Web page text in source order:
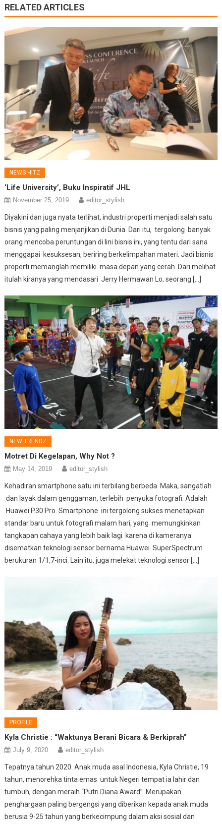
RELATED ARTICLES
NEWS HITZ
‘Life University’, Buku Inspiratif JHL
November 25, 2019 editor_stylish
Diyakini dan juga nyata terlihat, industri properti menjadi salah satu
bisnis yang paling menjanjikan di Dunia. Dari itu, tergolong banyak
orang mencoba peruntungan di lini bisnis ini, yang tentu dari sana
menggapai kesuksesan, beriring berkelimpahan materi. Jadi bisnis
properti memanglah memiliki masa depan yang cerah. Dari melihat
itulah kiranya yang mendasari Jerry Hermawan Lo, seorang […]
NEW TRENDZ
Motret Di Kegelapan, Why Not ?
May 14, 2019 editor_stylish
Kehadiran smartphone satu ini terbilang berbeda. Maka, sangatlah
dan layak dalam genggaman, terlebih penyuka fotografi. Adalah
Huawei P30 Pro. Smartphone ini tergolong sukses menetapkan
standar baru untuk fotografi malam hari, yang memungkinkan
tangkapan cahaya yang lebih baik lagi karena di kameranya
disematkan teknologi sensor bernama Huawei SuperSpectrum
berukuran 1/1,7-inci. Lain itu, juga melekat teknologi sensor […]
PROFILE
Kyla Christie : “Waktunya Berani Bicara & Berkiprah”
July 9, 2020 editor_stylish
Tepatnya tahun 2020. Anak muda asal Indonesia, Kyla Christie, 19
tahun, menorehka tinta emas untuk Negeri tempat ia lahir dan
tumbuh, dengan meraih “Putri Diana Award”. Merupakan
penghargaan paling bergengsi yang diberikan kepada anak muda
berusia 9-25 tahun yang berkecimpung dalam aksi sosial dan